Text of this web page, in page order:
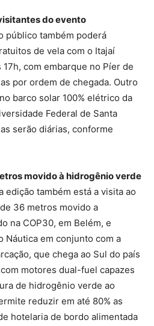
do evento
público também poderá
de vela com o Itajaí
17h, com embarque no Píer de
por ordem de chegada. Outro
barco solar 100% elétrico da
Federal de Santa
serão diárias, conforme
movido à hidrogênio verde
edição também está a visita ao
36 metros movido a
na COP30, em Belém, e
Náutica em conjunto com a
que chega ao Sul do país
motores dual-fuel capazes
de hidrogênio verde ao
reduzir em até 80% as
hotelaria de bordo alimentada